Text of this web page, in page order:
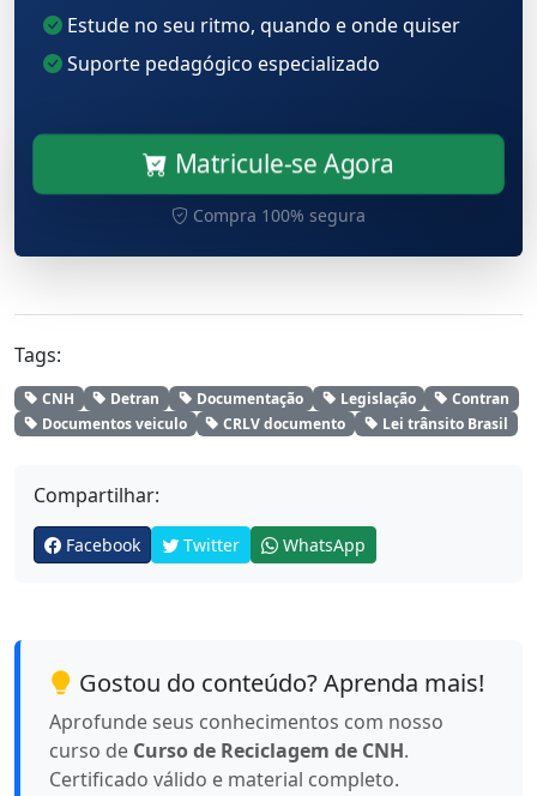
Estude no seu ritmo, quando e onde quiser
Suporte pedagógico especializado
Matricule-se Agora
Compra 100% segura
Tags:
CNH Detran Documentação Legislação
Contran
Documentos veiculo
CRLV documento Lei trânsito Brasil
Compartilhar:
Facebook Twitter WhatsApp
Gostou do conteúdo? Aprenda mais!
Aprofunde seus conhecimentos com nosso
curso de Curso de Reciclagem de CNH.
Certificado válido e material completo.